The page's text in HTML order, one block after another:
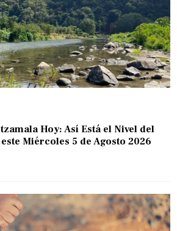
Hoy: Así Está el Nivel del
Miércoles 5 de Agosto 2026